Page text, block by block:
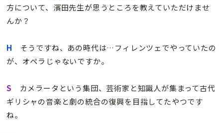
方について、濱田先生が思うところを教えていただけませ
んか？
H そうですね、あの時代は…フィレンツェでやっていたの
が、オペラじゃないですか。
S カメラータという集団、芸術家と知識人が集まって古代
ギリシャの音楽と劇の統合の復興を目指してたやつです
ね。